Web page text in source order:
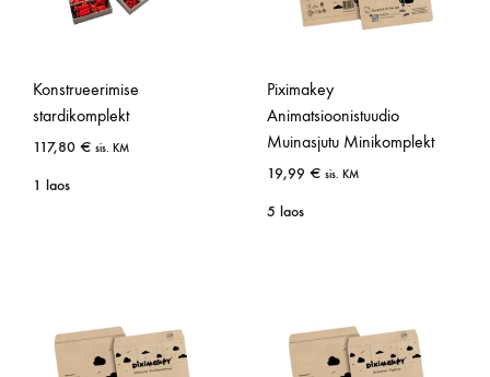
Konstrueerimise
stardikomplekt
117,80 € sis. KM
1 laos
Piximakey
Animatsioonistuudio
Muinasjutu Minikomplekt
19,99 € sis. KM
5 laos